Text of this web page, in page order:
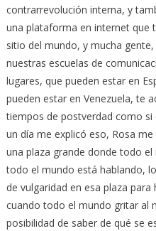
contrarrevolución interna, y
una plataforma en internet que
sitio del mundo, y mucha
nuestras escuelas de
lugares, que pueden estar en
pueden estar en Venezuela, te
tiempos de postverdad como si
un día me explicó eso, Rosa
una plaza grande donde todo
todo el mundo está hablando,
de vulgaridad en esa plaza
cuando todo el mundo gritar al
posibilidad de saber de qué se